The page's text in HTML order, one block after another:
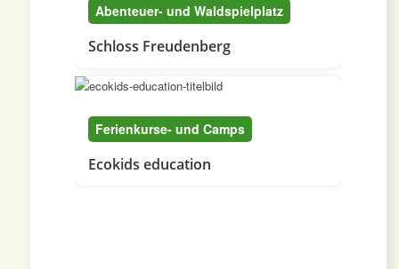
Abenteuer- und Waldspielplatz
Schloss Freudenberg
Ferienkurse- und Camps
Ecokids education